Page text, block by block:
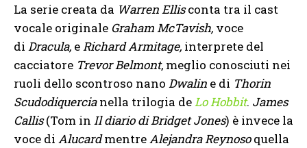
La serie creata da Warren Ellisconta tra il cast
vocale originale Graham McTavish, voce
di Dracula, eRichard Armitage, interprete del
cacciatore Trevor Belmont, meglio conosciuti nei
ruoli dello scontroso nano Dwalin e di Thorin
Scudodiquercianella trilogia deLo Hobbit. James
Callis(Tom in Il diario di Bridget Jones) è invece la
voce di AlucardmentreAlejandra Reynosoquella